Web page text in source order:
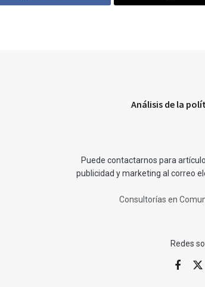
Análisis de la
Puede contactarnos para
publicidad y marketing al correo
Consultorías en
Redes